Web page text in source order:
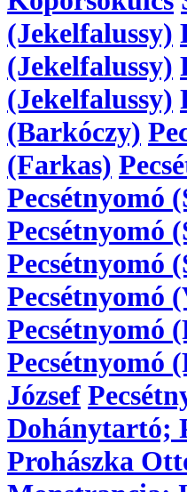
(Jekelfalussy)
(Jekelfalussy)
(Jekelfalussy)
(Barkóczy)
(Farkas)
Pecsétnyomó
Pecsétnyomó
Pecsétnyomó
Pecsétnyomó
Pecsétnyomó
Pecsétnyomó
József
Dohánytartó;
Prohászka